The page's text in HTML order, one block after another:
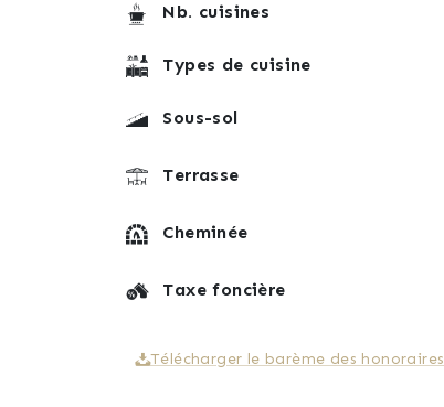
Nb. cuisines
Types de cuisine
Sous-sol
Terrasse
Cheminée
Taxe foncière
Télécharger le barème des honoraires